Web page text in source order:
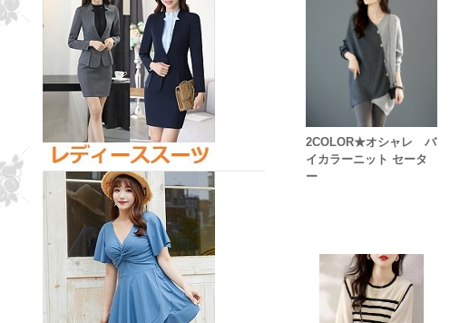
2COLOR★オシャレ バ
イカラーニット セータ
ー